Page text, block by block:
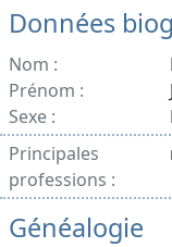
Données
Nom :
Prénom :
Sexe :
Principales
professions :
Généalogie